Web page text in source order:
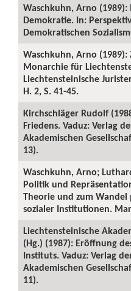
Waschkuhn, Arno
Demokratie. In:
Demokratischen
Waschkuhn, Arno
Monarchie für
Liechtensteinische
H. 2, S. 41-45.
Kirchschläger Rudolf
Friedens. Vaduz: Verlag
Akademischen
13).
Waschkuhn, Arno;
Politik und
Theorie und zum
sozialer Institutionen.
Liechtensteinische
(Hg.) (1987): Eröffnung
Instituts. Vaduz: Verlag
Akademischen
11).